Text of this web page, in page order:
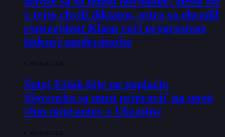
v tejto chvíli diktátor, ostro sa ohradil
exprezident Klasu voči progresívne
ladenej moderátorke
7. AUGUSTA 2026
Šutaj Eštok bije na poplach:
Slovensko sa musí pripraviť na novú
vlnu migrantov z Ukrajiny
6. AUGUSTA 2026